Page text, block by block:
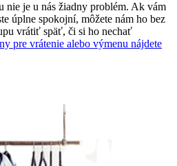
nie je u nás žiadny problém. Ak vám
úplne spokojní, môžete nám ho bez
vrátiť späť, či si ho nechať
pre vrátenie alebo výmenu nájdete